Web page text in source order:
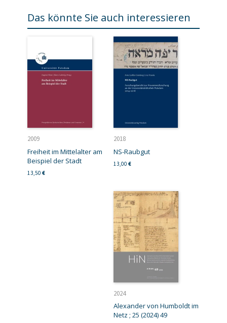
Das könnte Sie auch interessieren
2009
Freiheit im Mittelalter am
Beispiel der Stadt
13,50 €
2018
NS-Raubgut
13,00 €
2024
Alexander von Humboldt im
Netz ; 25 (2024) 49